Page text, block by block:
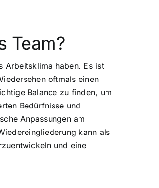
Team?
Arbeitsklima haben. Es ist
oftmals einen
Balance zu finden, um
Bedürfnisse und
Anpassungen am
kann als
und eine